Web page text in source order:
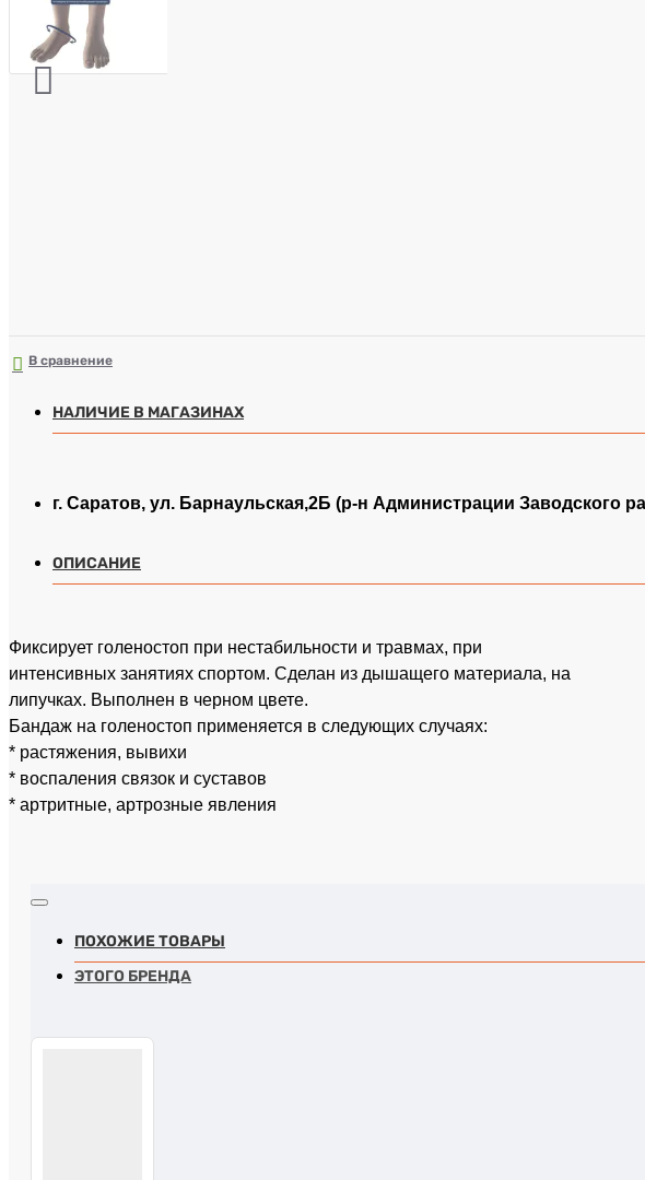
В сравнение
НАЛИЧИЕ В МАГАЗИНАХ
г. Саратов, ул. Барнаульская,2Б (р-н Администрации Заводского
ОПИСАНИЕ
Фиксирует голеностоп при нестабильности и травмах, при
интенсивных занятиях спортом. Сделан из дышащего материала, на
липучках. Выполнен в черном цвете.
Бандаж на голеностоп применяется в следующих случаях:
* растяжения, вывихи
* воспаления связок и суставов
* артритные, артрозные явления
ПОХОЖИЕ ТОВАРЫ
ЭТОГО БРЕНДА